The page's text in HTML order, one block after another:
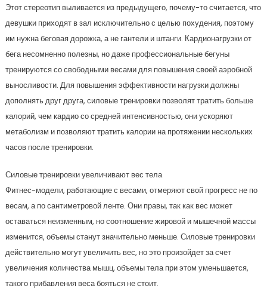
Этот стереотип выливается из предыдущего, почему-то считается, что
девушки приходят в зал исключительно с целью похудения, поэтому
им нужна беговая дорожка, а не гантели и штанги. Кардионагрузки от
бега несомненно полезны, но даже профессиональные бегуны
тренируются со свободными весами для повышения своей аэробной
выносливости. Для повышения эффективности нагрузки должны
дополнять друг друга, силовые тренировки позволят тратить больше
калорий, чем кардио со средней интенсивностью, они ускоряют
метаболизм и позволяют тратить калории на протяжении нескольких
часов после тренировки.
Силовые тренировки увеличивают вес тела
Фитнес-модели, работающие с весами, отмеряют свой прогресс не по
весам, а по сантиметровой ленте. Они правы, так как вес может
оставаться неизменным, но соотношение жировой и мышечной массы
изменится, объемы станут значительно меньше. Силовые тренировки
действительно могут увеличить вес, но это произойдет за счет
увеличения количества мышц, объемы тела при этом уменьшается,
такого прибавления веса бояться не стоит.